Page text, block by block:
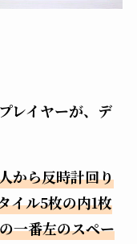
レイヤーが、デ
から反時計回り
イル5枚の内1枚
一番左のスペー